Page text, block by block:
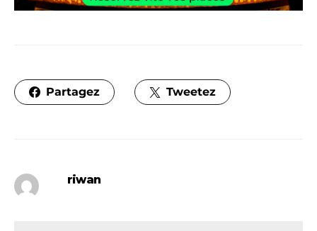
Partagez Tweetez
riwan